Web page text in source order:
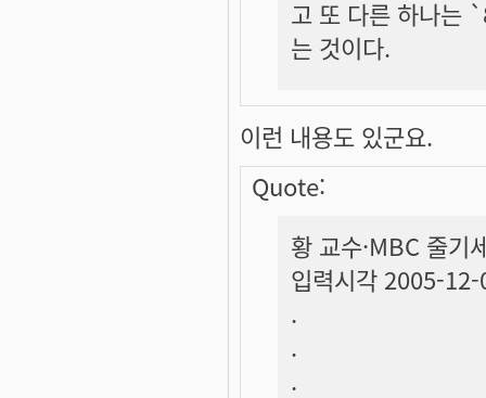
고 또 다른 하나는
는 것이다.
이런 내용도 있군요.
Quote:
황 교수·MBC 줄기
입력시각 2005-
.
.
.